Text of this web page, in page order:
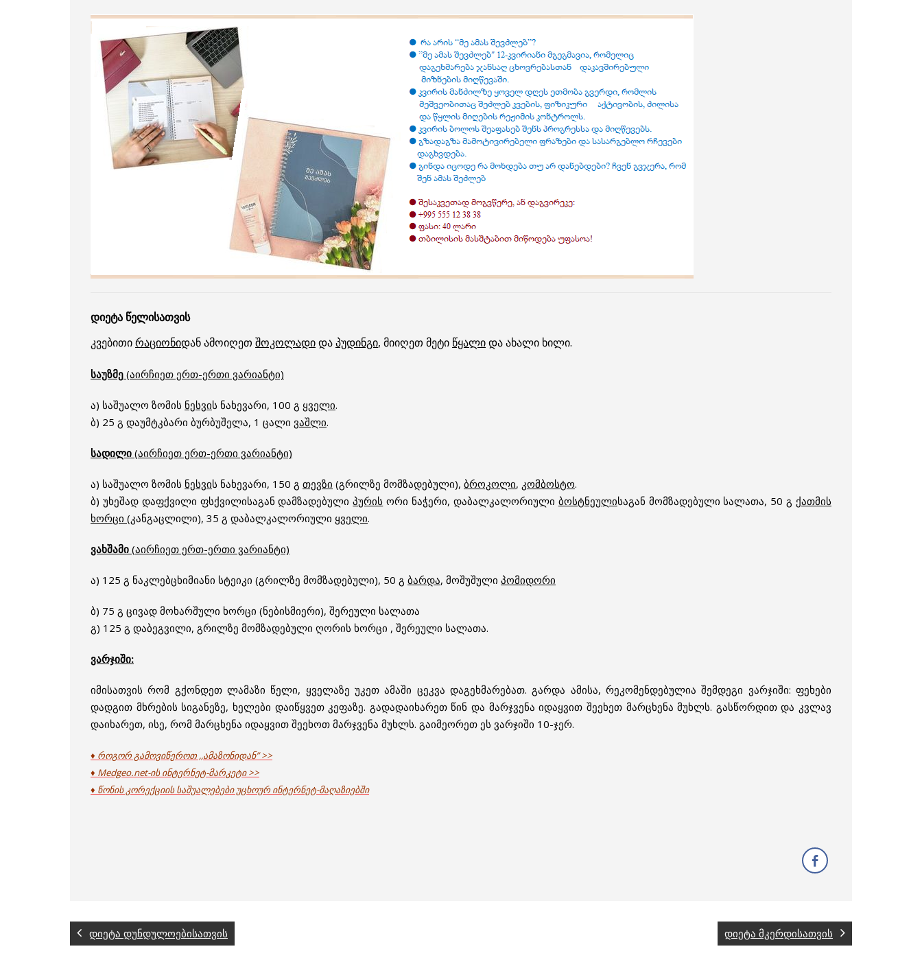
დიეტა წელისათვის
კვებითირაციონიდან ამოიღეთ შოკოლადიდაპუდინგი, მიიღეთ მეტი წყალიდა ახალი ხილი.
საუზმე (აირჩიეთ ერთ-ერთი ვარიანტი)
ა) საშუალო ზომის ნესვის ნახევარი, 100 გ ყველი.
ბ) 25 გ დაუმტკბარი ბურბუშელა, 1 ცალი ვაშლი.
სადილი (აირჩიეთ ერთ-ერთი ვარიანტი)
ა) საშუალო ზომის ნესვის ნახევარი, 150 გ თევზი (გრილზე მომზადებული), ბროკოლი, კომბოსტო.
ბ) უხეშად დაფქვილი ფსქვილისაგან დამზადებულიპურის ორი ნაჭერი, დაბალკალორიული ბოსტნეულისაგან მომზადებული სალათა, 50 გქათმის
ხორცი (კანგაცლილი), 35 გ დაბალკალორიული ყველი.
ვახშამი (აირჩიეთ ერთ-ერთი ვარიანტი)
ა) 125 გ ნაკლებცხიმიანი სტეიკი (გრილზე მომზადებული), 50 გ ბარდა, მოშუშული პომიდორი
ბ) 75 გ ცივად მოხარშული ხორცი (ნებისმიერი), შერეული სალათა
გ) 125 გ დაბეგვილი, გრილზე მომზადებული ღორის ხორცი , შერეული სალათა.
ვარჯიში:
იმისათვის რომ გქონდეთ ლამაზი წელი, ყველაზე უკეთ ამაში ცეკვა დაგეხმარებათ. გარდა ამისა, რეკომენდებულია შემდეგი ვარჯიში: ფეხები
დადგით მხრების სიგანეზე, ხელები დაიწყვეთ კეფაზე. გადადაიხარეთ წინ და მარჯვენა იდაყვით შეეხეთ მარცხენა მუხლს. გასწორდით და კვლავ
დაიხარეთ, ისე, რომ მარცხენა იდაყვით შეეხოთ მარჯვენა მუხლს. გაიმეორეთ ეს ვარჯიში 10-ჯერ.
♦ როგორ გამოვიწეროთ ,,ამაზონიდან” >>
♦ Medgeo.net-ის ინტერნეტ-მარკეტი >>
♦ წონის კორექციის საშუალებები უცხოურ ინტერნეტ-მაღაზიებში
დიეტა დუნდულოებისათვის დიეტა მკერდისათვის